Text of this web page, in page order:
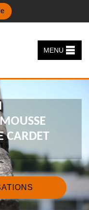
MENU
CARDET